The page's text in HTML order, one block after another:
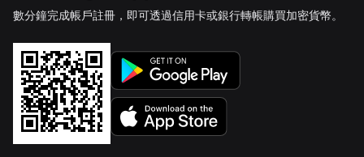
數分鐘完成帳戶註冊，即可透過信用卡或銀行轉帳購買加密貨幣。